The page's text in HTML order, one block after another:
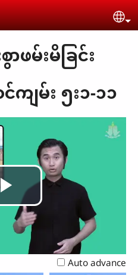
စွာဖမ်းမိခြင်း
ျမ်း ၅း၁-၁၁
Play
Video
Auto advance